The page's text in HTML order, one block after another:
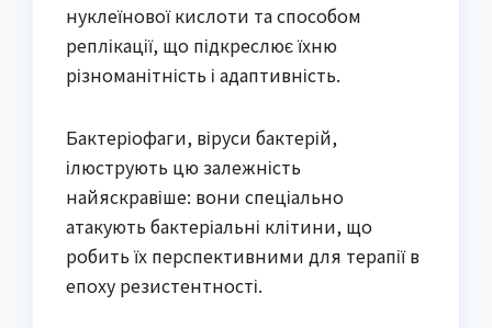
нуклеїнової кислоти та способом
реплікації, що підкреслює їхню
різноманітність і адаптивність.
Бактеріофаги, віруси бактерій,
ілюструють цю залежність
найяскравіше: вони спеціально
атакують бактеріальні клітини, що
робить їх перспективними для терапії в
епоху резистентності.